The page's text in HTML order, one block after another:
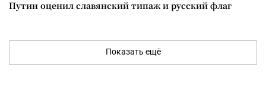
Путин оценил славянский типаж и русский флаг
Показать ещё